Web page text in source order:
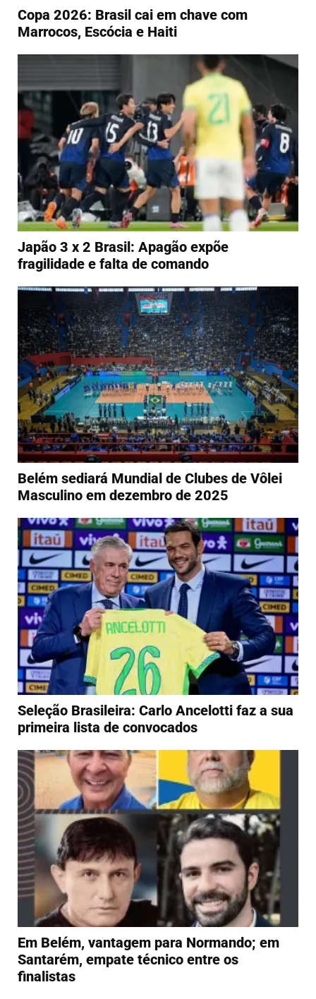
Copa 2026: Brasil cai em chave com
Marrocos, Escócia e Haiti
Japão 3 x 2 Brasil: Apagão expõe
fragilidade e falta de comando
Belém sediará Mundial de Clubes de Vôlei
Masculino em dezembro de 2025
Seleção Brasileira: Carlo Ancelotti faz a sua
primeira lista de convocados
Em Belém, vantagem para Normando; em
Santarém, empate técnico entre os
finalistas